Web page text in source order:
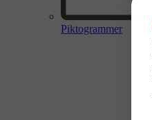
Piktogrammer